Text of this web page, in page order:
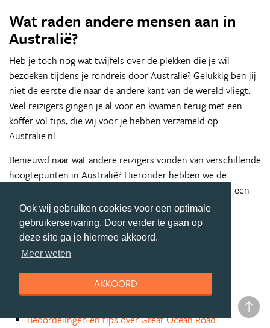
Ook wij gebruiken cookies voor een optimale
gebruikerservaring. Door verder te gaan op
deze site ga je hiermee akkoord.
Meer weten
AKKOORD
Wat raden andere mensen aan in
Australië?
Heb je toch nog wat twijfels over de plekken die je wil
bezoeken tijdens je rondreis door Australië? Gelukkig ben jij
niet de eerste die naar de andere kant van de wereld vliegt.
Veel reizigers gingen je al voor en kwamen terug met een
koffer vol tips, die wij voor je hebben verzameld op
Australie.nl.
Benieuwd naar wat andere reizigers vonden van verschillende
hoogtepunten in Australië? Hieronder hebben we de
beoordelingen en tips van onze community voor je op een
rijtje gezet.
Beoordelingen en tips over Sydney
Beoordelingen en tips over Melbourne
Beoordelingen en tips over Perth
Beoordelingen en tips over Outback
Beoordelingen en tips over Great Barrier Reef
Beoordelingen en tips over Great Ocean Road